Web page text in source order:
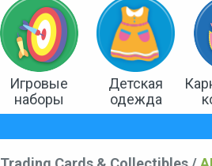
Игровые
наборы
Детская
одежда